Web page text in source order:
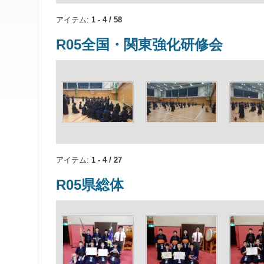
アイテム: 1 - 4 / 58
R05全国・関東強化研修会
アイテム: 1 - 4 / 27
R05県総体